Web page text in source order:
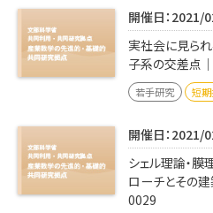
開催日：
実社会に見ら
子系の交差点
若手研究 短
開催日：
シェル理論・
ローチとその
0029